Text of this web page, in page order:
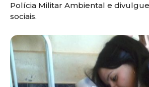
Polícia Militar Ambiental e
sociais.